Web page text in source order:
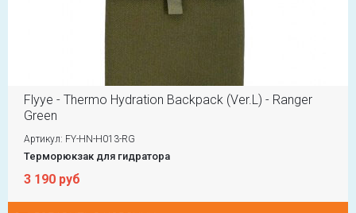
Flyye - Thermo Hydration Backpack (Ver.L) - Ranger
Green
Артикул: FY-HN-H013-RG
Терморюкзак для гидратора
3 190 руб